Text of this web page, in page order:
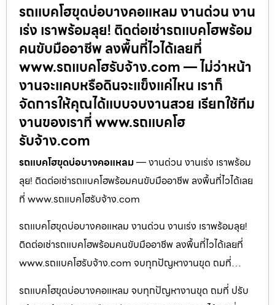
รถแบคโฮขุดบ่อบางคอแหลม งานด่วน งาน
เร่ง เราพร้อมลุย! ติดต่อเช่ารถแบคโฮพร้อม
คนขับมืออาชีพ ลงพื้นที่ไวได้เลยที่
www.รถแบคโฮรับจ้าง.com — ไม่ว่าหน้า
งานจะแคบหรือดินจะแข็งแค่ไหน เราก็
จัดการให้คุณได้แบบจบงานสวย เรียกใช้ทีม
งานของเราที่ www.รถแบคโฮ
รับจ้าง.com
รถแบคโฮขุดบ่อบางคอแหลม— งานด่วน งานเร่ง เราพร้อม
ลุย! ติดต่อเช่ารถแบคโฮพร้อมคนขับมืออาชีพ ลงพื้นที่ไวได้เลย
ที่ www.รถแบคโฮรับจ้าง.com
รถแบคโฮขุดบ่อบางคอแหลม งานด่วน งานเร่ง เราพร้อมลุย!
ติดต่อเช่ารถแบคโฮพร้อมคนขับมืออาชีพ ลงพื้นที่ไวได้เลยที่
www.รถแบคโฮรับจ้าง.com จบทุกปัญหางานขุด ถมที่…
รถแบคโฮขุดบ่อบางคอแหลม จบทุกปัญหางานขุด ถมที่ ปรับ